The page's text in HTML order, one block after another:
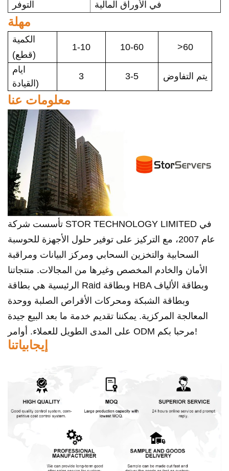
التوفر في الأوراق المالية
مهلة
الكمية
(قطع)
1-10 10-60 >60
ايام
القيادة)
3 3-5 يتم التفاوض
معلومات عنا
تأسست شركة STOR TECHNOLOGY LIMITED في
عام 2007، مع التركيز على توفير حلول الأجهزة للحوسبة
السحابية والتخزين السحابي ومركز البيانات ومراقبة
الأمان والخادم المخصص وغيرها من المجالات. منتجاتنا
الرئيسية هي بطاقة Raid وبطاقة HBA وبطاقة الألياف
وبطاقة الشبكة ومحركات الأقراص الصلبة ووحدة
المعالجة المركزية. يمكننا تقديم خدمة ما بعد البيع جيدة
على المدى الطويل للعملاء. أوامر ODM مرحبا بكم!
إيجابياتنا